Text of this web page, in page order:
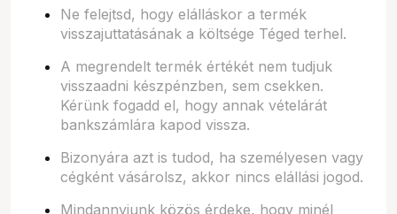
Ne felejtsd, hogy elálláskor a termék
visszajuttatásának a költsége Téged terhel.
A megrendelt termék értékét nem tudjuk
visszaadni készpénzben, sem csekken.
Kérünk fogadd el, hogy annak vételárát
bankszámlára kapod vissza.
Bizonyára azt is tudod, ha személyesen vagy
cégként vásárolsz, akkor nincs elállási jogod.
Mindannyiunk közös érdeke, hogy minél